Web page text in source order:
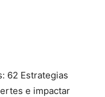
62 Estrategias
e impactar